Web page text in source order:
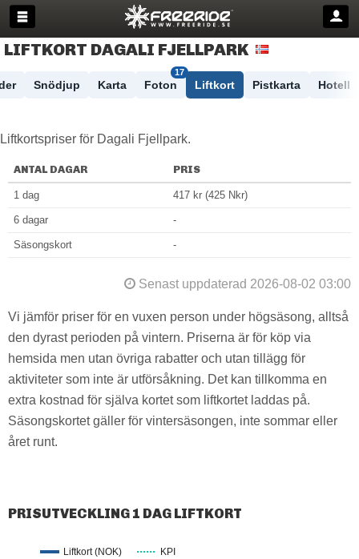
LIFTKORT DAGALI FJELLPARK
Snödjup Karta Foton
17
Liftkort Pistkarta Hotell
Liftkortspriser för Dagali Fjellpark.
ANTAL DAGAR PRIS
1 dag 417 kr (425 Nkr)
6 dagar -
Säsongskort -
Senast uppdaterad 2026-08-02 03:00
Vi jämför priser för en vuxen person under högsäsong, alltså
den dyrast perioden på vintern. Priserna är för köp via
hemsida men utan övriga rabatter och utan tillägg för
aktiviteter som inte är utförsåkning. Det kan tillkomma en
extra kostnad för själva kortet som liftkortet laddas på.
Säsongskortet gäller för vintersäsongen, inte sommar eller
året runt.
PRISUTVECKLING 1 DAG LIFTKORT
Liftkort (NOK) KPI